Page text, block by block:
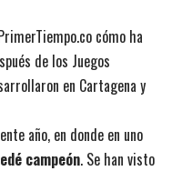
cómo ha
de los Juegos
en Cartagena y
año, en donde en uno
campeón. Se han visto